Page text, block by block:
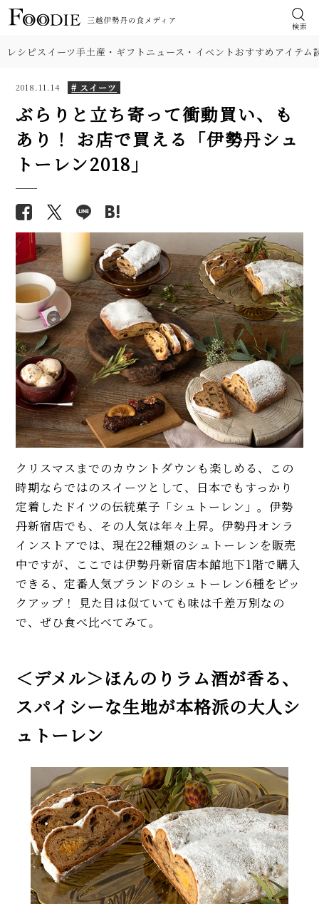
検索
レシピスイーツ手土産・ギフト ニュース・イベントおすすめアイテム
2018.11.14 # スイーツ
ぶらりと立ち寄って衝動買い、も
あり！ お店で買える「伊勢丹シュ
トーレン2018」
クリスマスまでのカウントダウンも楽しめる、この
時期ならではのスイーツとして、日本でもすっかり
定着したドイツの伝統菓子「シュトーレン」。伊勢
丹新宿店でも、その人気は年々上昇。伊勢丹オンラ
インストアでは、現在22種類のシュトーレンを販売
中ですが、ここでは伊勢丹新宿店本館地下1階で購入
できる、定番人気ブランドのシュトーレン6種をピッ
クアップ！ 見た目は似ていても味は千差万別なの
で、ぜひ食べ比べてみて。
＜デメル＞ほんのりラム酒が香る、
スパイシーな生地が本格派の大人シ
ュトーレン